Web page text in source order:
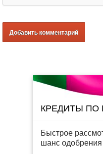
КРЕДИТЫ ПО
Быстрое
шанс одобрения